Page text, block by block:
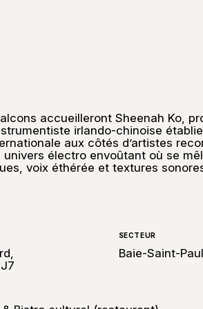
accueilleront Sheenah Ko,
irlando-chinoise
aux côtés d’artistes
univers électro envoûtant où se
voix éthérée et textures
SECTEUR
Baie-Saint-Paul